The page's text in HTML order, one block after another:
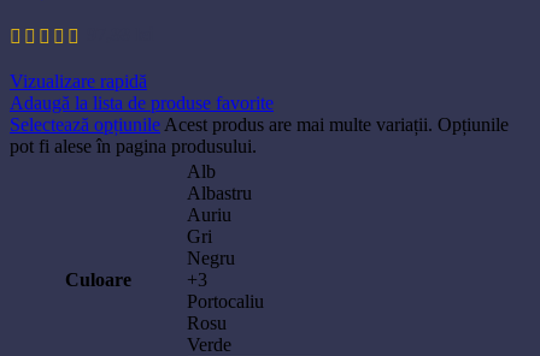
Vizualizare rapidă
Adaugă la lista de produse favorite
Selectează opțiunile Acest produs are mai multe variații. Opțiunile
pot fi alese în pagina produsului.
Culoare
Alb
Albastru
Auriu
Gri
Negru
+3
Portocaliu
Rosu
Verde